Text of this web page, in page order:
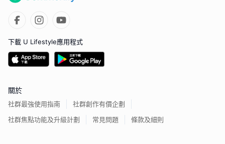
下載 U Lifestyle應用程式
關於
社群最強使用指南
社群創作有價企劃
社群焦點功能及升級計劃
常見問題 條款及細則